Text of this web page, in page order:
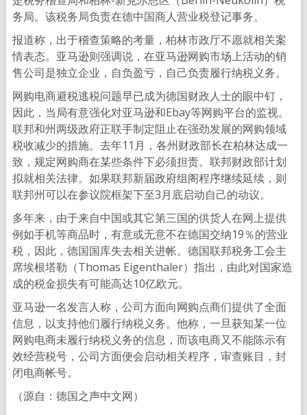
务局。该税务局负责在德中国商人营业税登记事务。
报道称，出于稽查策略的考量，柏林市政厅不愿就相关案
情表态。亚马逊则强调说，在亚马逊网购市场上活动的销
售公司是独立企业，自负盈亏，自己负责履行纳税义务。
网购电商避税逃税问题早已成为德国财政人士的眼中钉，
因此，当局有意强化对亚马逊和Ebay等网购平台的监视。
联邦和州两级政府正联手制定阻止在强劲发展的网购领域
税收减少的措施。去年11月，各州财政部长在柏林达成一
致，规定网购商在某些条件下必须担责。联邦财政部计划
拟就相关法律。如果联邦新届政府组阁程序继续延续，则
联邦州可以在参议院框架下至3月底启动自己的动议。
多年来，由于来自中国或其它第三国的供货人在网上提供
例如手机等商品时，有意或无意不在德国交纳19％的营业
税，因此，德国国库失去相关进帐。德国联邦税务工会主
席埃根塔勒（Thomas Eigenthaler）指出，由此对国家造
成的税金损失有可能高达10亿欧元。
亚马逊一名发言人称，公司方面向网购点商们提供了全面
信息，以支持他们履行纳税义务。他称，一旦获知某一位
网购电商未履行纳税义务的信息，而该电商又不能陈示有
效经营税号，公司方面便会启动相关程序，审查账目，封
闭电商帐号。
（源自：德国之声中文网）